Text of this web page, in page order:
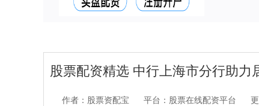
股票配资精选 中行上海市分行助
作者：股票资配宝 平台：股票在线配资平台